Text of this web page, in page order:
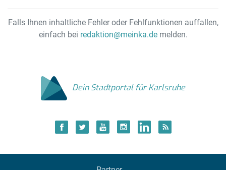
Falls Ihnen inhaltliche Fehler oder Fehlfunktionen auffallen,
einfach bei redaktion@meinka.demelden.
Dein Stadtportal für Karlsruhe